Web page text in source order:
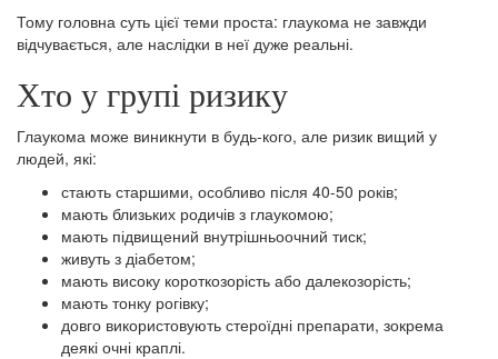
Тому головна суть цієї теми проста: глаукома не завжди
відчувається, але наслідки в неї дуже реальні.
Хто у групі ризику
Глаукома може виникнути в будь-кого, але ризик вищий у
людей, які:
стають старшими, особливо після 40-50 років;
мають близьких родичів з глаукомою;
мають підвищений внутрішньоочний тиск;
живуть з діабетом;
мають високу короткозорість або далекозорість;
мають тонку рогівку;
довго використовують стероїдні препарати, зокрема
деякі очні краплі.